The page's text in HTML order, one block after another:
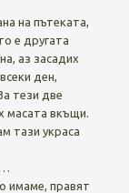
на пътеката,
е другата
аз засадих
ден,
тези две
масата вкъщи.
тази украса
имаме, правят